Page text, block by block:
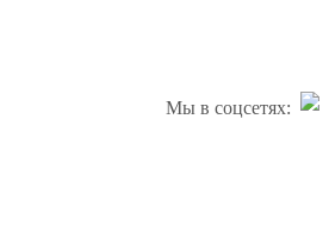
Мы в соцсетях: